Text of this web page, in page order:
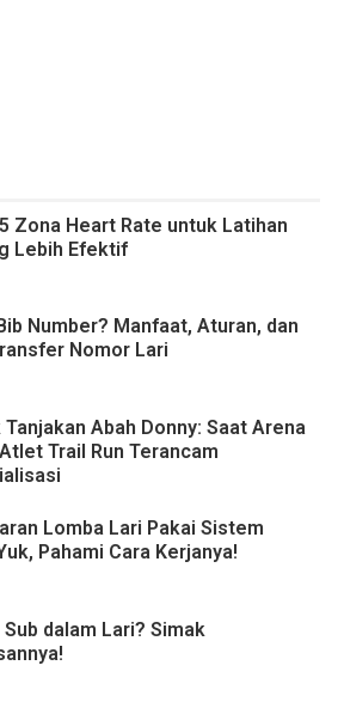
Zona Heart Rate untuk Latihan
Lebih Efektif
Number? Manfaat, Aturan, dan
Nomor Lari
Abah Donny: Saat Arena
Trail Run Terancam
Lomba Lari Pakai Sistem
Pahami Cara Kerjanya!
dalam Lari? Simak